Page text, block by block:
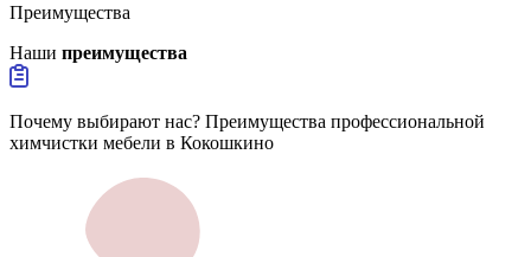
Преимущества
Наши преимущества
Почему выбирают нас? Преимущества профессиональной
химчистки мебели в Кокошкино